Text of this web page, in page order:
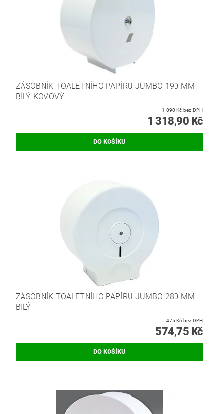
ZÁSOBNÍK TOALETNÍHO PAPÍRU JUMBO 190 MM
BÍLÝ KOVOVÝ
1 090 Kč bez DPH
1 318,90 Kč
ZÁSOBNÍK TOALETNÍHO PAPÍRU JUMBO 280 MM
BÍLÝ
475 Kč bez DPH
574,75 Kč